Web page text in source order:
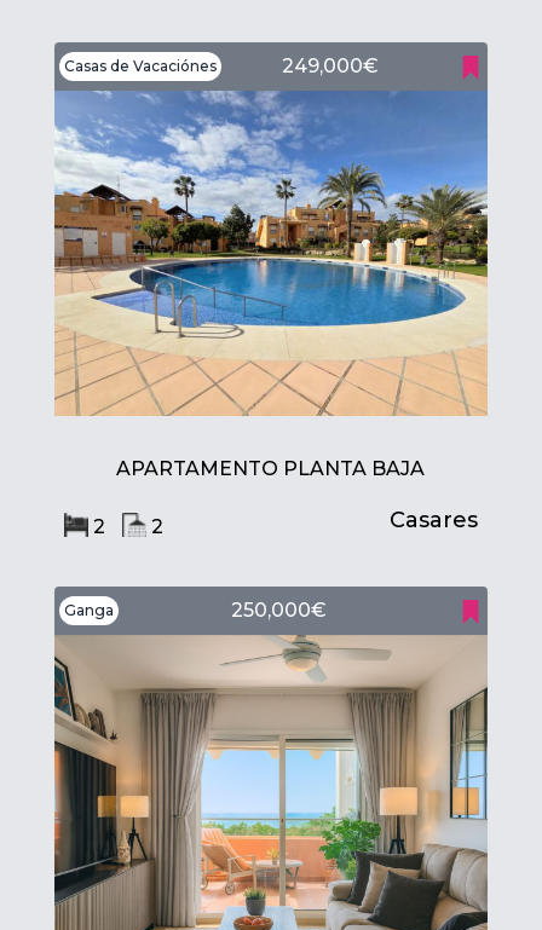
Casas de Vacaciónes 249,000€
APARTAMENTO PLANTA BAJA
2 2 Casares
Ganga 250,000€